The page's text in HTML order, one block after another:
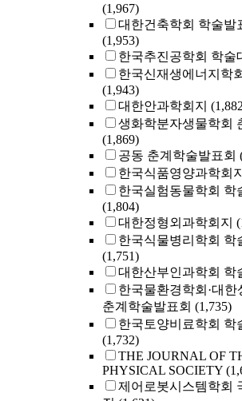
(1,967)
대한건축학회 학술발
(1,953)
한국추진공학회 학술
한국신재생에너지학
(1,943)
대한안과학회지
생화학분자생물학회
(1,869)
공동 춘계학술발표회
한국식품영양과학회지
한국실험동물학회 학
(1,804)
대한정형외과학회지
한국식물병리학회 학
(1,751)
대한산부인과학회 학
한국물환경학회·대
춘계학술발표회 (1,735)
한국토양비료학회 학
(1,732)
THE JOURNAL OF
PHYSICAL SOCIETY
제어로봇시스템학회